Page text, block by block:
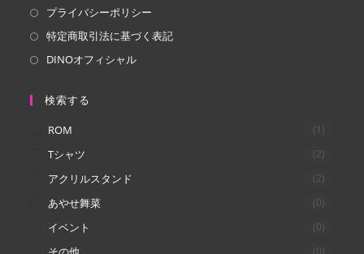
開
く
開
く
プライバシーポリシー
特定商取引法に基づく表記
DINOオフィシャル
検索する
ROM (1)
Tシャツ (2)
アクリルスタンド (2)
あやせ舞菜 (0)
イベント (0)
(0)